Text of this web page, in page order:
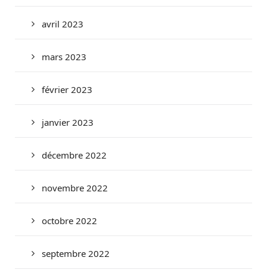
avril 2023
mars 2023
février 2023
janvier 2023
décembre 2022
novembre 2022
octobre 2022
septembre 2022